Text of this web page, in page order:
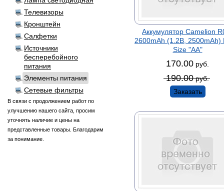
Телевизоры
Кронштейн
Салфетки
Источники
бесперебойного
питания
Элементы питания
Сетевые фильтры
В связи с продолжением работ по
улучшению нашего сайта, просим
уточнять наличие и цены на
представленные товары. Благодарим
за понимание.
Аккумулятор Camelion
2600mAh (1.2В, 2500mAh)
Size "AA"
170.00 руб.
190.00 руб.
Заказать